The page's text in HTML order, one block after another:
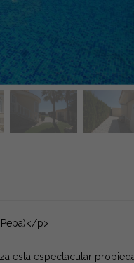
p>
esta espectacular